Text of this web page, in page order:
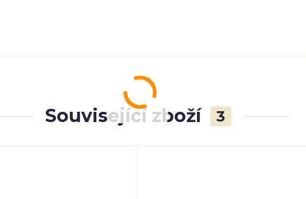
Související zboží 3